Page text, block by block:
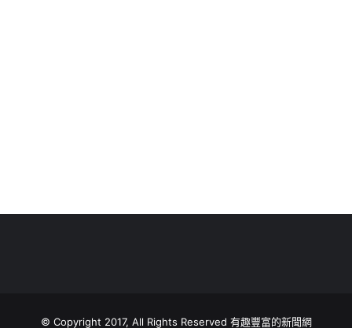
© Copyright 2017, All Rights Reserved 有趣豐富的新聞網